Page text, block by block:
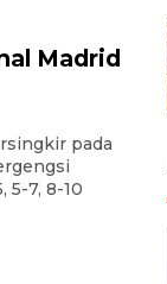
Madrid
pada
5-7, 8-10